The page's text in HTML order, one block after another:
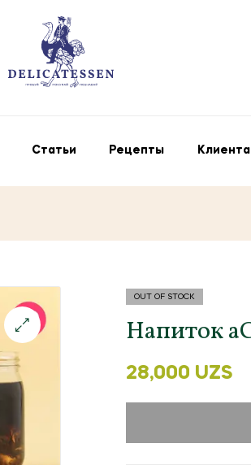
Статьи Рецепты
OUT OF STOCK
Напиток
28,000 UZS